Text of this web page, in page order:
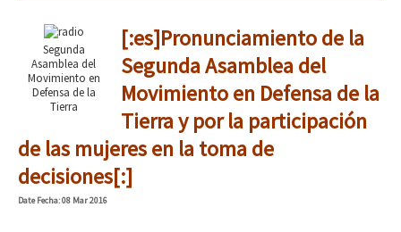
Segunda
Asamblea del
Movimiento en
Defensa de la
Tierra
[:es]Pronunciamiento de la
Segunda Asamblea del
Movimiento en Defensa de la
Tierra y por la participación
de las mujeres en la toma de
decisiones[:]
DateFecha: 08 Mar 2016